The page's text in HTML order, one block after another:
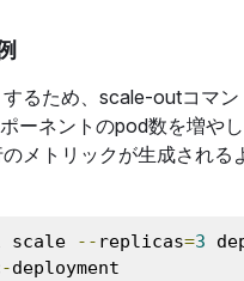
るため、scale-outコマン
ーネントのpod数を増や
メトリックが生成される
scale -- replicas=3
-